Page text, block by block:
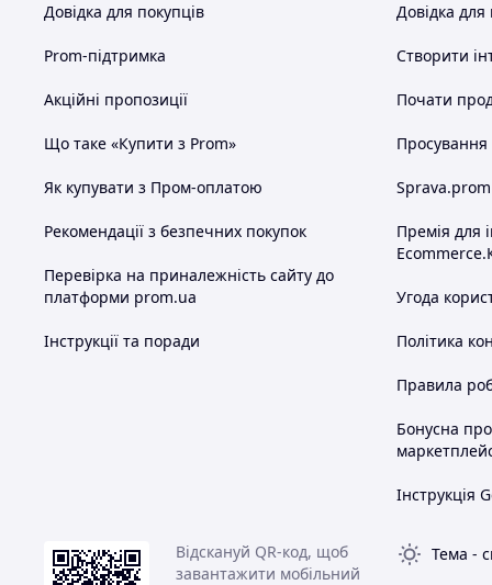
Схожі товари за характеристиками
Довідка для покупців
Prom-підтримка
Акційні пропозиції
Що таке «Купити з Prom»
Як купувати з Пром-оплатою
Рекомендації з безпечних покупок
Перевірка на приналежність сайту до
платформи prom.ua
Інструкції та поради
Довідка для
Створити
Почати
Просування
Премія для
Угода
Політика
Правила
Бонусна
Інструкція
Відскануй QR-код, щоб
завантажити мобільний
Тема -